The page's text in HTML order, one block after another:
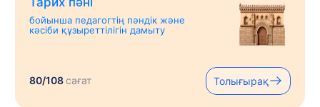
бойынша педагогтің пәндік және
кәсіби құзыреттілігін дамыту
80/108сағат Толығырақ